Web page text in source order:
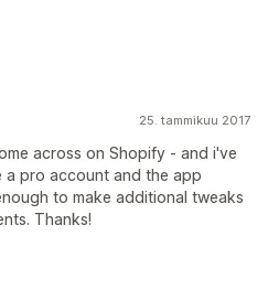
25. tammikuu 2017
across on Shopify - and i've
a pro account and the app
to make additional tweaks
Thanks!